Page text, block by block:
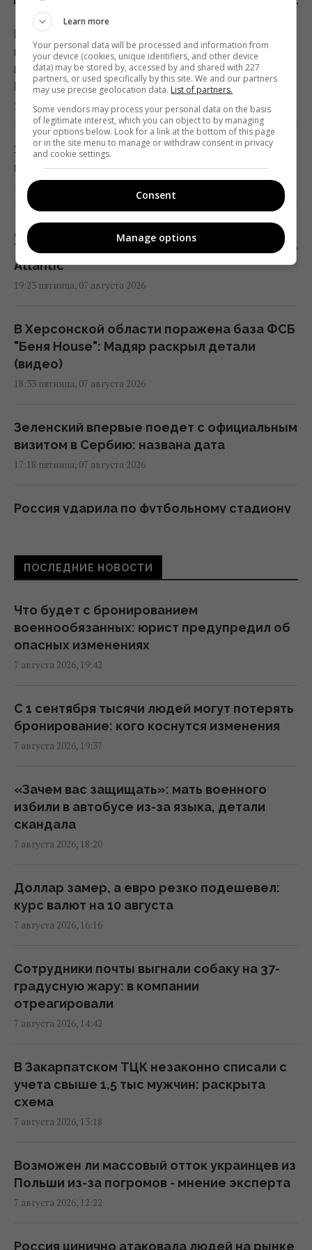
Киев будет значительно лучше
подготовлен к зиме, но фактор обстрелов
и возможностей ПВО никто не отменял, -
Пантелеев
20:01 пятница, 07 августа 2026
Зеленский прибыл в Сербию: подробности
первого официального визита
19:52 пятница, 07 августа 2026
Дипломатическое контрнаступление
Украины на Вашингтон захлебнулось, – The
Atlantic
19:23 пятница, 07 августа 2026
В Херсонской области поражена база ФСБ
"Беня House": Мадяр раскрыл детали
(видео)
18:33 пятница, 07 августа 2026
Зеленский впервые поедет с официальным
визитом в Сербию: названа дата
17:18 пятница, 07 августа 2026
Россия ударила по футбольному стадиону
провел "морской парад" в Ялте
16:31 пятница, 07 августа 2026
"Будет волна банкротства": разгром
Die Welt
16:22 пятница, 07 августа 2026
материалами стали сообщения о
поддержке ВСУ, - СМИ
16:06 пятница, 07 августа 2026
заявили об усилении авиаударов по Сумам
16:04 пятница, 07 августа 2026
судят из-за конфликта с агитаторами
Шария, – Аронец
15:51 пятница, 07 августа 2026
закончится война, - результаты опроса
13:06 пятница, 07 августа 2026
РФ наращивает выпуск "Искандеров":
с этим бороться
13:04 пятница, 07 августа 2026
только один сценарий в войне, - колумнист
ПОСЛЕДНИЕ НОВОСТИ
Что будет с бронированием
военнообязанных: юрист предупредил об
опасных изменениях
7 августа 2026, 19:42
С 1 сентября тысячи людей могут потерять
бронирование: кого коснутся изменения
7 августа 2026, 19:37
«Зачем вас защищать»: мать военного
избили в автобусе из-за языка, детали
скандала
7 августа 2026, 18:20
Доллар замер, а евро резко подешевел:
курс валют на 10 августа
7 августа 2026, 16:16
Сотрудники почты выгнали собаку на 37-
градусную жару: в компании
отреагировали
7 августа 2026, 14:42
В Закарпатском ТЦК незаконно списали с
учета свыше 1,5 тыс мужчин: раскрыта
схема
7 августа 2026, 13:18
Возможен ли массовый отток украинцев из
Польши из-за погромов - мнение эксперта
7 августа 2026, 12:22
Россия цинично атаковала людей на рынке
Learn more
Your personal data will be processed and information from
your device (cookies, unique identifiers, and other device
data) may be stored by, accessed by and shared with 227
partners, or used specifically by this site. We and our partners
may use precise geolocation data. List of partners.
Some vendors may process your personal data on the basis
of legitimate interest, which you can object to by managing
your options below. Look for a link at the bottom of this page
or in the site menu to manage or withdraw consent in privacy
and cookie settings.
Consent
Manage options